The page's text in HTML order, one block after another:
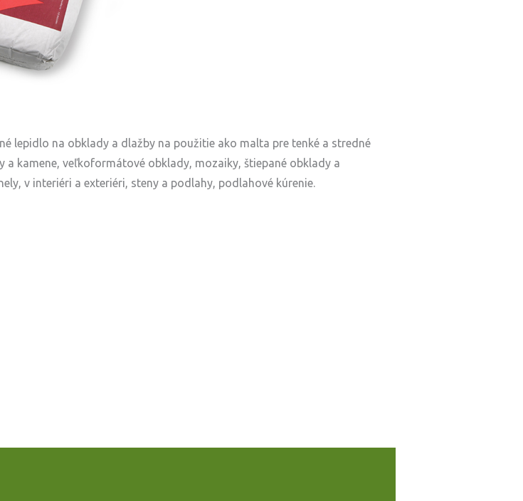
lepidlo na obklady a dlažby na použitie ako malta pre tenké a stredné
a kamene, veľkoformátové obklady, mozaiky, štiepané obklady a
v interiéri a exteriéri, steny a podlahy, podlahové kúrenie.